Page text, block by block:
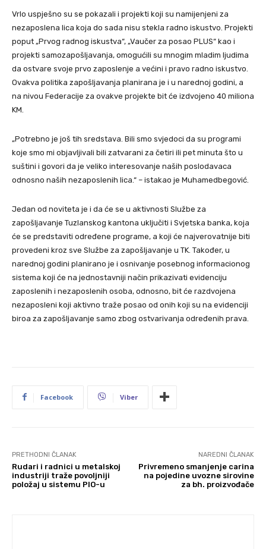
Vrlo uspješno su se pokazali i projekti koji su namijenjeni za
nezaposlena lica koja do sada nisu stekla radno iskustvo. Projekti
poput „Prvog radnog iskustva“, „Vaučer za posao PLUS“ kao i
projekti samozapošljavanja, omogućili su mnogim mladim ljudima
da ostvare svoje prvo zaposlenje a većini i pravo radno iskustvo.
Ovakva politika zapošljavanja planirana je i u narednoj godini, a
na nivou Federacije za ovakve projekte bit će izdvojeno 40 miliona
KM.
„Potrebno je još tih sredstava. Bili smo svjedoci da su programi
koje smo mi objavljivali bili zatvarani za četiri ili pet minuta što u
suštini i govori da je veliko interesovanje naših poslodavaca
odnosno naših nezaposlenih lica.“ – istakao je Muhamedbegović.
Jedan od noviteta je i da će se u aktivnosti Službe za
zapošljavanje Tuzlanskog kantona uključiti i Svjetska banka, koja
će se predstaviti određene programe, a koji će najverovatnije biti
provedeni kroz sve Službe za zapošljavanje u TK. Također, u
narednoj godini planirano je i osnivanje posebnog informacionog
sistema koji će na jednostavniji način prikazivati evidenciju
zaposlenih i nezaposlenih osoba, odnosno, bit će razdvojena
nezaposleni koji aktivno traže posao od onih koji su na evidenciji
biroa za zapošljavanje samo zbog ostvarivanja određenih prava.
Facebook Viber
PRETHODNI ČLANAK
Rudari i radnici u metalskoj
industriji traže povoljniji
položaj u sistemu PIO-u
NAREDNI ČLANAK
Privremeno smanjenje carina
na pojedine uvozne sirovine
za bh. proizvođače